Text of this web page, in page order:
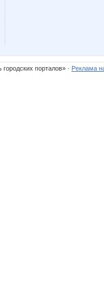
порталов» · Реклама